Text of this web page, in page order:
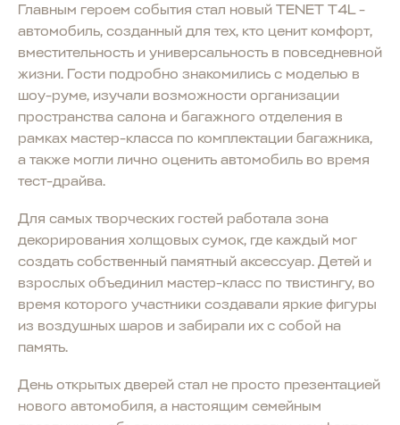
Главным героем события стал новый TENET T4L -
автомобиль, созданный для тех, кто ценит комфорт,
вместительность и универсальность в повседневной
жизни. Гости подробно знакомились с моделью в
шоу-руме, изучали возможности организации
пространства салона и багажного отделения в
рамках мастер-класса по комплектации багажника,
а также могли лично оценить автомобиль во время
тест-драйва.
Для самых творческих гостей работала зона
декорирования холщовых сумок, где каждый мог
создать собственный памятный аксессуар. Детей и
взрослых объединил мастер-класс по твистингу, во
время которого участники создавали яркие фигуры
из воздушных шаров и забирали их с собой на
память.
День открытых дверей стал не просто презентацией
нового автомобиля, а настоящим семейным